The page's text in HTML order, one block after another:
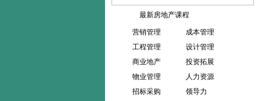
最新房地产课程
营销管理
成本管理
工程管理
设计管理
商业地产
投资拓展
物业管理
人力资源
招标采购
领导力